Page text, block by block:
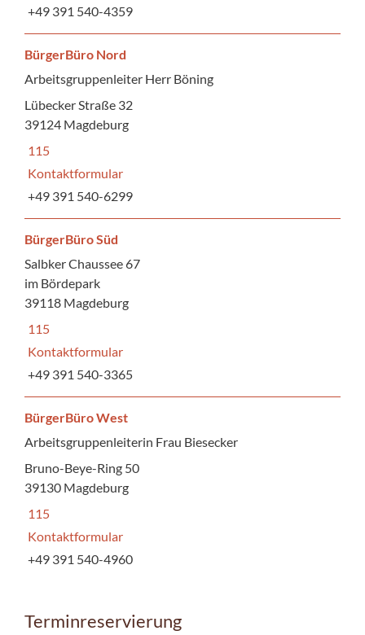
+49 391 540-4359
BürgerBüro Nord
Arbeitsgruppenleiter Herr Böning
Lübecker Straße 32
39124 Magdeburg
115
Kontaktformular
+49 391 540-6299
BürgerBüro Süd
Salbker Chaussee 67
im Bördepark
39118 Magdeburg
115
Kontaktformular
+49 391 540-3365
BürgerBüro West
Arbeitsgruppenleiterin Frau Biesecker
Bruno-Beye-Ring 50
39130 Magdeburg
115
Kontaktformular
+49 391 540-4960
Terminreservierung